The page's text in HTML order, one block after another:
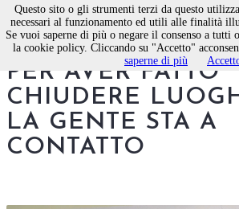
CIAO
PER AVER FATTO
CHIUDERE
LA GENTE STA A
CONTATTO
Questo sito o gli strumenti terzi da questo
necessari al funzionamento ed utili alle finalità
Se vuoi saperne di più o negare il consenso a tutti
la cookie policy. Cliccando su "Accetto"
saperne di più